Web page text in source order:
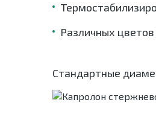
Различных
Стандартные